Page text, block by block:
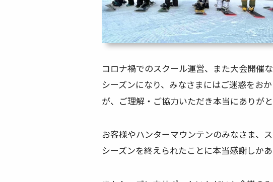
コロナ禍でのスクール運営、また大会開催
シーズンになり、みなさまにはご迷惑をお
が、ご理解・ご協力いただき本当にありが
お客様やハンターマウンテンのみなさま、
シーズンを終えられたことに本当感謝しかあ